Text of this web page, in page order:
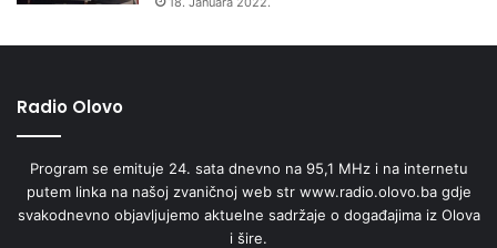
Radio Olovo
Program se emituje 24. sata dnevno na 95,1 MHz i na internetu
putem linka na našoj zvaničnoj web str www.radio.olovo.ba gdje
svakodnevno objavljujemo aktuelne sadržaje o događajima iz Olova
i šire.